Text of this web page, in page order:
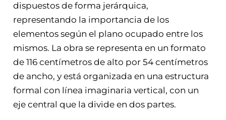
dispuestos de forma jerárquica,
representando la importancia de los
elementos según el plano ocupado entre los
mismos. La obra se representa en un formato
de 116 centímetros de alto por 54 centímetros
de ancho, y está organizada en una estructura
formal con línea imaginaria vertical, con un
eje central que la divide en dos partes.